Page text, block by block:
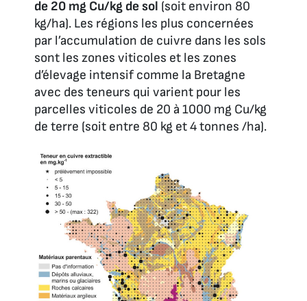
de 20 mg Cu/kg de sol (soit environ 80
kg/ha). Les régions les plus concernées
par l’accumulation de cuivre dans les sols
sont les zones viticoles et les zones
d’élevage intensif comme la Bretagne
avec des teneurs qui varient pour les
parcelles viticoles de 20 à 1000 mg Cu/kg
de terre (soit entre 80 kg et 4 tonnes /ha).